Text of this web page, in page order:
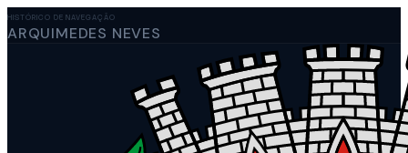
HISTÓRICO DE NAVEGAÇÃO
ARQUIMEDES NEVES